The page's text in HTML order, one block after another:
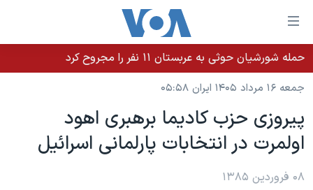
لینکهای
قابل
دسترسی
جهش
محتوای
اصلی
جهش
به
خانه
نسخه سبک وب‌سایت
موضوع ها
ایران
آمریکا
برنامه های تلویزیونی
جدول برنامه ها
حمله شورشیان حوثی به عربستان ۱۱ نفر را مجروح کرد
جمعه ۱۶ مرداد ۱۴۰۵ ایران ۰۵:۵۸
پيروزی حزب کاديما برهبری اهود
اولمرت در انتخابات پارلمانی اسرائيل
۰۸ فروردین ۱۳۸۵